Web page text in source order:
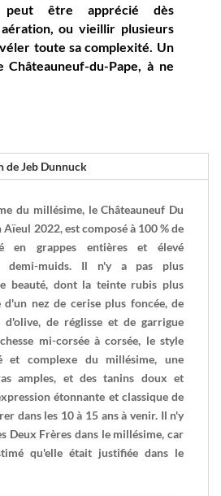
peut être apprécié dès
ou vieillir plusieurs
toute sa complexité. Un
Châteauneuf-du-Pape, à ne
de Jeb Dunnuck
du millésime, le Châteauneuf Du
Aïeul 2022, est composé à 100 % de
en grappes entières et élevé
demi-muids. Il n'y a pas plus
beauté, dont la teinte rubis plus
nez de cerise plus foncée, de
d'olive, de réglisse et de garrigue
mi-corsée à corsée, le style
et complexe du millésime, une
amples, et des tanins doux et
étonnante et classique de
dans les 10 à 15 ans à venir. Il n'y
Deux Frères dans le millésime, car
qu'elle était justifiée dans le